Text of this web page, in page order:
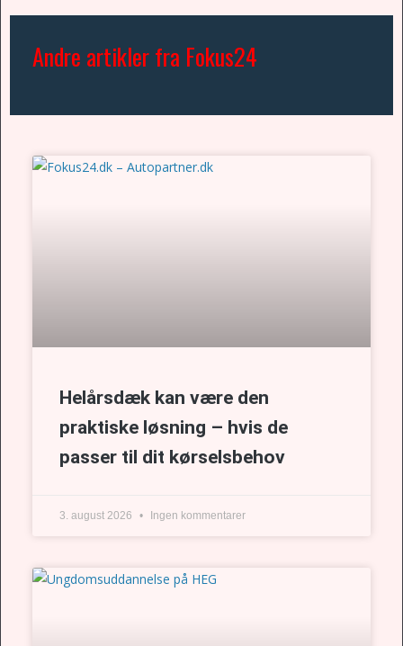
Andre artikler fra Fokus24
Helårsdæk kan være den
praktiske løsning – hvis de
passer til dit kørselsbehov
3. august 2026 Ingen kommentarer